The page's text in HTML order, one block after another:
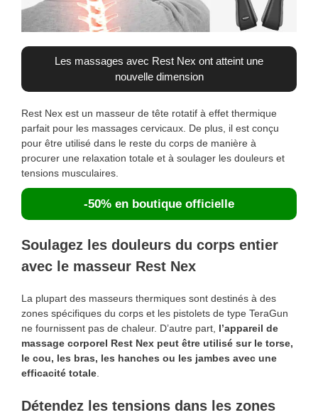
Les massages avec Rest Nex ont atteint une
nouvelle dimension
Rest Nex est un masseur de tête rotatif à effet thermique
parfait pour les massages cervicaux. De plus, il est conçu
pour être utilisé dans le reste du corps de manière à
procurer une relaxation totale et à soulager les douleurs et
tensions musculaires.
-50% en boutique officielle
Soulagez les douleurs du corps entier
avec le masseur Rest Nex
La plupart des masseurs thermiques sont destinés à des
zones spécifiques du corps et les pistolets de type TeraGun
ne fournissent pas de chaleur. D’autre part, l’appareil de
massage corporel Rest Nex peut être utilisé sur le torse,
le cou, les bras, les hanches ou les jambes avec une
efficacité totale
Détendez les tensions dans les zones